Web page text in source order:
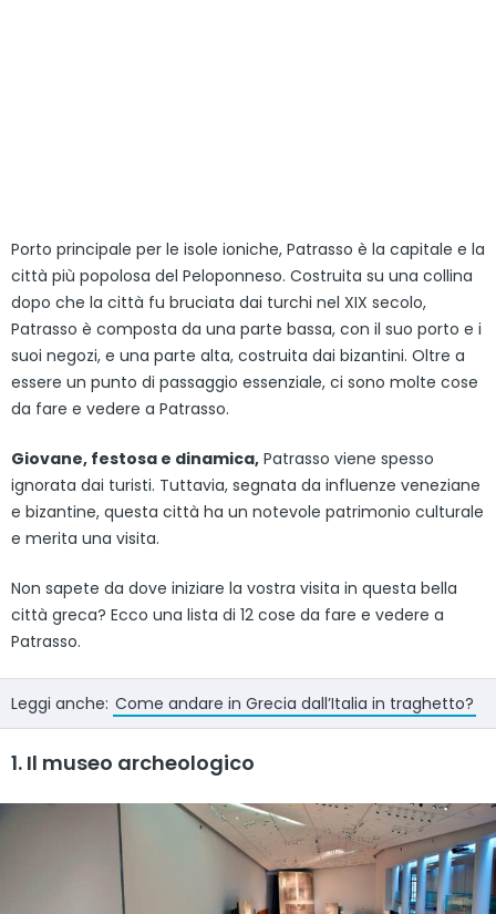
Porto principale per le isole ioniche, Patrasso è la capitale e la
città più popolosa del Peloponneso. Costruita su una collina
dopo che la città fu bruciata dai turchi nel XIX secolo,
Patrasso è composta da una parte bassa, con il suo porto e i
suoi negozi, e una parte alta, costruita dai bizantini. Oltre a
essere un punto di passaggio essenziale, ci sono molte cose
da fare e vedere a Patrasso.
Giovane, festosa e dinamica, Patrasso viene spesso
ignorata dai turisti. Tuttavia, segnata da influenze veneziane
e bizantine, questa città ha un notevole patrimonio culturale
e merita una visita.
Non sapete da dove iniziare la vostra visita in questa bella
città greca? Ecco una lista di 12 cose da fare e vedere a
Patrasso.
Leggi anche: Come andare in Grecia dall’Italia in traghetto?
1. Il museo archeologico